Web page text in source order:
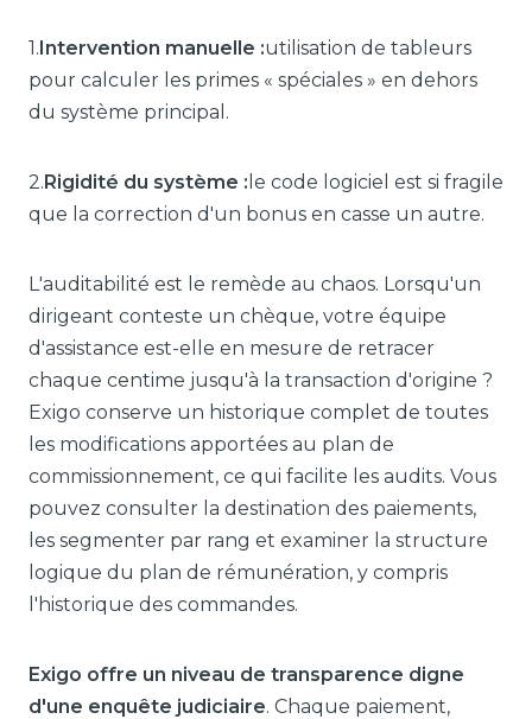
1.Intervention manuelle :utilisation de tableurs
pour calculer les primes « spéciales » en dehors
du système principal.
2.Rigidité du système : le code logiciel est si fragile
que la correction d'un bonus en casse un autre.
L'auditabilité est le remède au chaos. Lorsqu'un
dirigeant conteste un chèque, votre équipe
d'assistance est-elle en mesure de retracer
chaque centime jusqu'à la transaction d'origine ?
Exigo conserve un historique complet de toutes
les modifications apportées au plan de
commissionnement, ce qui facilite les audits. Vous
pouvez consulter la destination des paiements,
les segmenter par rang et examiner la structure
logique du plan de rémunération, y compris
l'historique des commandes.
Exigo offre un niveau de transparence digne
d'une enquête judiciaire. Chaque paiement,